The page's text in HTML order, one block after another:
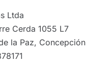
Ltda
Cerda 1055 L7
la Paz, Concepción